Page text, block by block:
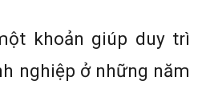
khoản giúp duy trì
nghiệp ở những năm